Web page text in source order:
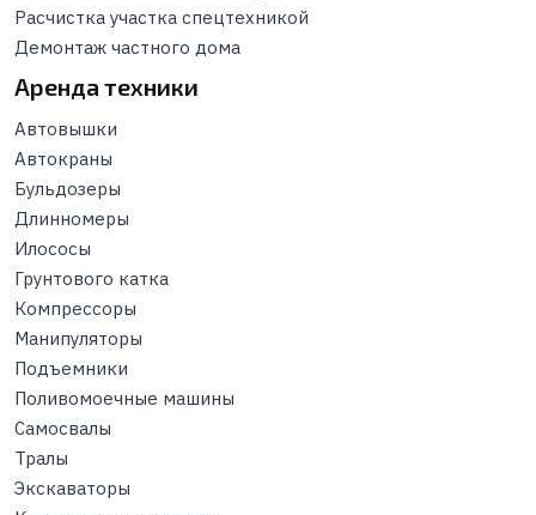
Расчистка участка спецтехникой
Демонтаж частного дома
Аренда техники
Автовышки
Автокраны
Бульдозеры
Длинномеры
Илососы
Грунтового катка
Компрессоры
Манипуляторы
Подъемники
Поливомоечные машины
Самосвалы
Тралы
Экскаваторы